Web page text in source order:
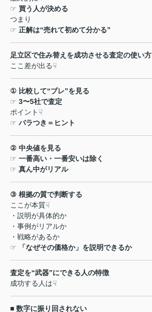
☞ 買う人が決める
つまり
☞ 正解は“売れて初めて分かる”
足立区で住み替えを成功させる査定の使い方
ここ差が出る☟
① 比較して“ブレ”を見る
☞ 3〜5社で査定
ポイント ☟
☞ バラつき＝ヒント
② 中央値を見る
☞ 一番高い・一番安いは除く
☞ 真ん中がリアル
③ 根拠の質で判断する
ここが本質☟
・説明が具体的か
・事例がリアルか
・戦略があるか
☞
「なぜその価格か」を説明できるか
査定を“武器”にできる人の特徴
成功する人は☟
■ 数字に振り回されない